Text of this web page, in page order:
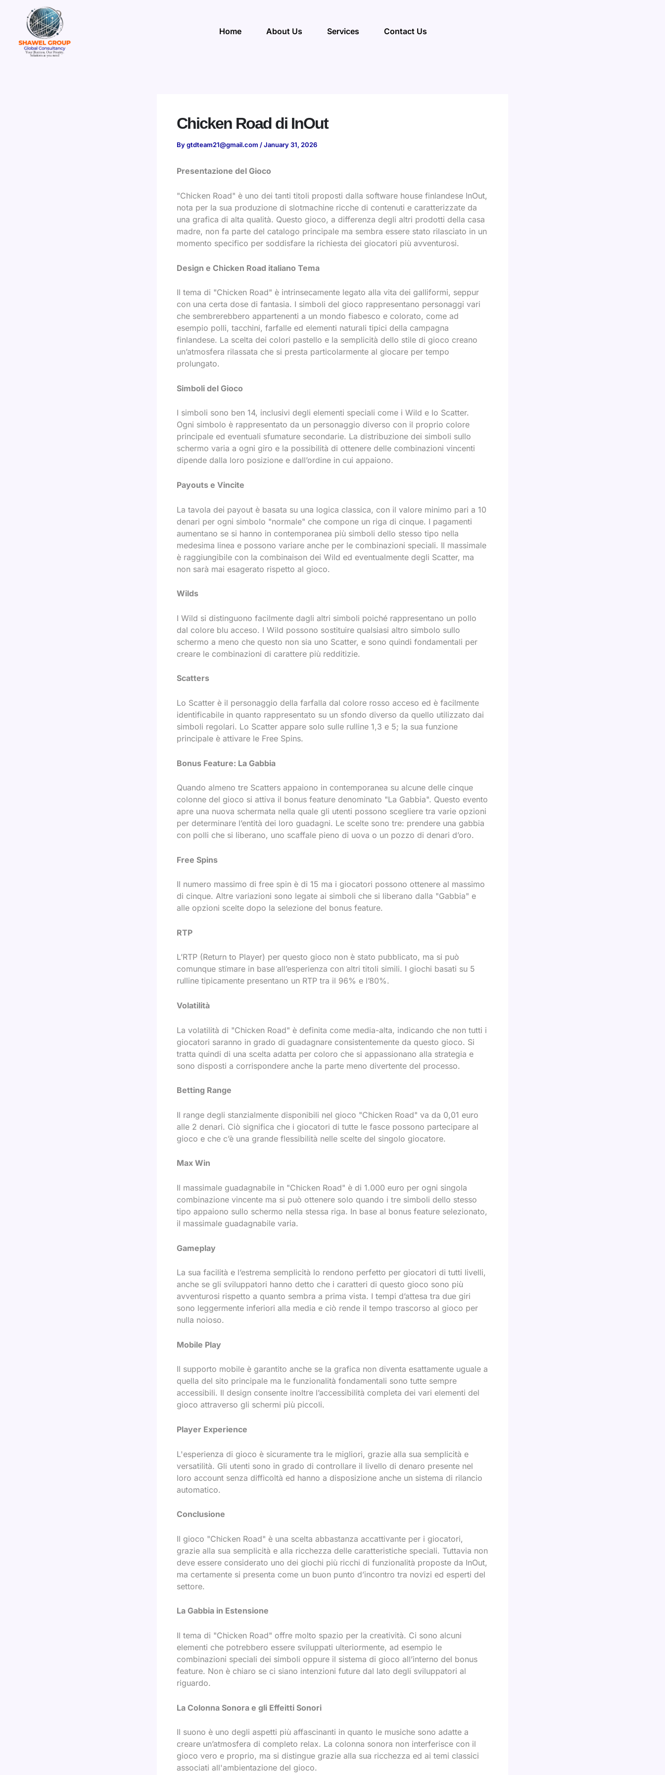
content
Home About Us Services Contact Us
Chicken Road di InOut
Bygtdteam21@gmail.com /January 31, 2026
Presentazione del Gioco
"Chicken Road" è uno dei tanti titoli proposti dalla software house finlandese InOut,
nota per la sua produzione di slotmachine ricche di contenuti e caratterizzate da
una grafica di alta qualità. Questo gioco, a differenza degli altri prodotti della casa
madre, non fa parte del catalogo principale ma sembra essere stato rilasciato in un
momento specifico per soddisfare la richiesta dei giocatori più avventurosi.
Design e Chicken Road italiano Tema
Il tema di "Chicken Road" è intrinsecamente legato alla vita dei galliformi, seppur
con una certa dose di fantasia. I simboli del gioco rappresentano personaggi vari
che sembrerebbero appartenenti a un mondo fiabesco e colorato, come ad
esempio polli, tacchini, farfalle ed elementi naturali tipici della campagna
finlandese. La scelta dei colori pastello e la semplicità dello stile di gioco creano
un’atmosfera rilassata che si presta particolarmente al giocare per tempo
prolungato.
Simboli del Gioco
I simboli sono ben 14, inclusivi degli elementi speciali come i Wild e lo Scatter.
Ogni simbolo è rappresentato da un personaggio diverso con il proprio colore
principale ed eventuali sfumature secondarie. La distribuzione dei simboli sullo
schermo varia a ogni giro e la possibilità di ottenere delle combinazioni vincenti
dipende dalla loro posizione e dall’ordine in cui appaiono.
Payouts e Vincite
La tavola dei payout è basata su una logica classica, con il valore minimo pari a 10
denari per ogni simbolo "normale" che compone un riga di cinque. I pagamenti
aumentano se si hanno in contemporanea più simboli dello stesso tipo nella
medesima linea e possono variare anche per le combinazioni speciali. Il massimale
è raggiungibile con la combinaison dei Wild ed eventualmente degli Scatter, ma
non sarà mai esagerato rispetto al gioco.
Wilds
I Wild si distinguono facilmente dagli altri simboli poiché rappresentano un pollo
dal colore blu acceso. I Wild possono sostituire qualsiasi altro simbolo sullo
schermo a meno che questo non sia uno Scatter, e sono quindi fondamentali per
creare le combinazioni di carattere più redditizie.
Scatters
Lo Scatter è il personaggio della farfalla dal colore rosso acceso ed è facilmente
identificabile in quanto rappresentato su un sfondo diverso da quello utilizzato dai
simboli regolari. Lo Scatter appare solo sulle rulline 1,3 e 5; la sua funzione
principale è attivare le Free Spins.
Bonus Feature: La Gabbia
Quando almeno tre Scatters appaiono in contemporanea su alcune delle cinque
colonne del gioco si attiva il bonus feature denominato "La Gabbia". Questo evento
apre una nuova schermata nella quale gli utenti possono scegliere tra varie opzioni
per determinare l’entità dei loro guadagni. Le scelte sono tre: prendere una gabbia
con polli che si liberano, uno scaffale pieno di uova o un pozzo di denari d’oro.
Free Spins
Il numero massimo di free spin è di 15 ma i giocatori possono ottenere al massimo
di cinque. Altre variazioni sono legate ai simboli che si liberano dalla "Gabbia" e
alle opzioni scelte dopo la selezione del bonus feature.
RTP
L’RTP (Return to Player) per questo gioco non è stato pubblicato, ma si può
comunque stimare in base all’esperienza con altri titoli simili. I giochi basati su 5
rulline tipicamente presentano un RTP tra il 96% e l’80%.
Volatilità
La volatilità di "Chicken Road" è definita come media-alta, indicando che non tutti i
giocatori saranno in grado di guadagnare consistentemente da questo gioco. Si
tratta quindi di una scelta adatta per coloro che si appassionano alla strategia e
sono disposti a corrispondere anche la parte meno divertente del processo.
Betting Range
Il range degli stanzialmente disponibili nel gioco "Chicken Road" va da 0,01 euro
alle 2 denari. Ciò significa che i giocatori di tutte le fasce possono partecipare al
gioco e che c’è una grande flessibilità nelle scelte del singolo giocatore.
Max Win
Il massimale guadagnabile in "Chicken Road" è di 1.000 euro per ogni singola
combinazione vincente ma si può ottenere solo quando i tre simboli dello stesso
tipo appaiono sullo schermo nella stessa riga. In base al bonus feature selezionato,
il massimale guadagnabile varia.
Gameplay
La sua facilità e l’estrema semplicità lo rendono perfetto per giocatori di tutti livelli,
anche se gli sviluppatori hanno detto che i caratteri di questo gioco sono più
avventurosi rispetto a quanto sembra a prima vista. I tempi d’attesa tra due giri
sono leggermente inferiori alla media e ciò rende il tempo trascorso al gioco per
nulla noioso.
Mobile Play
Il supporto mobile è garantito anche se la grafica non diventa esattamente uguale a
quella del sito principale ma le funzionalità fondamentali sono tutte sempre
accessibili. Il design consente inoltre l’accessibilità completa dei vari elementi del
gioco attraverso gli schermi più piccoli.
Player Experience
L'esperienza di gioco è sicuramente tra le migliori, grazie alla sua semplicità e
versatilità. Gli utenti sono in grado di controllare il livello di denaro presente nel
loro account senza difficoltà ed hanno a disposizione anche un sistema di rilancio
automatico.
Conclusione
Il gioco "Chicken Road" è una scelta abbastanza accattivante per i giocatori,
grazie alla sua semplicità e alla ricchezza delle caratteristiche speciali. Tuttavia non
deve essere considerato uno dei giochi più ricchi di funzionalità proposte da InOut,
ma certamente si presenta come un buon punto d’incontro tra novizi ed esperti del
settore.
La Gabbia in Estensione
Il tema di "Chicken Road" offre molto spazio per la creatività. Ci sono alcuni
elementi che potrebbero essere sviluppati ulteriormente, ad esempio le
combinazioni speciali dei simboli oppure il sistema di gioco all’interno del bonus
feature. Non è chiaro se ci siano intenzioni future dal lato degli sviluppatori al
riguardo.
La Colonna Sonora e gli Effeitti Sonori
Il suono è uno degli aspetti più affascinanti in quanto le musiche sono adatte a
creare un’atmosfera di completo relax. La colonna sonora non interferisce con il
gioco vero e proprio, ma si distingue grazie alla sua ricchezza ed ai temi classici
associati all'ambientazione del gioco.